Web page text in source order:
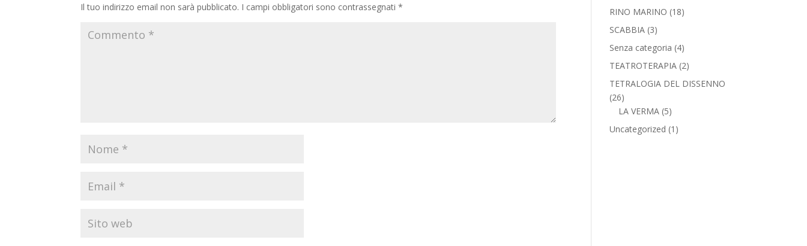
Il tuo indirizzo email non sarà pubblicato. I campi obbligatori sono contrassegnati*
RINO MARINO (18)
SCABBIA (3)
Senza categoria (4)
TEATROTERAPIA (2)
TETRALOGIA DEL DISSENNO
(26)
LA VERMA (5)
Uncategorized (1)